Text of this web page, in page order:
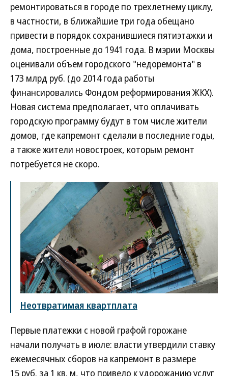
ремонтироваться в городе по трехлетнему циклу,
в частности, в ближайшие три года обещано
привести в порядок сохранившиеся пятиэтажки и
дома, построенные до 1941 года. В мэрии Москвы
оценивали объем городского "недоремонта" в
173 млрд руб. (до 2014 года работы
финансировались Фондом реформирования ЖКХ).
Новая система предполагает, что оплачивать
городскую программу будут в том числе жители
домов, где капремонт сделали в последние годы,
а также жители новостроек, которым ремонт
потребуется не скоро.
Неотвратимая квартплата
Первые платежки с новой графой горожане
начали получать в июле: власти утвердили ставку
ежемесячных сборов на капремонт в размере
15 руб. за 1 кв. м, что привело к удорожанию услуг